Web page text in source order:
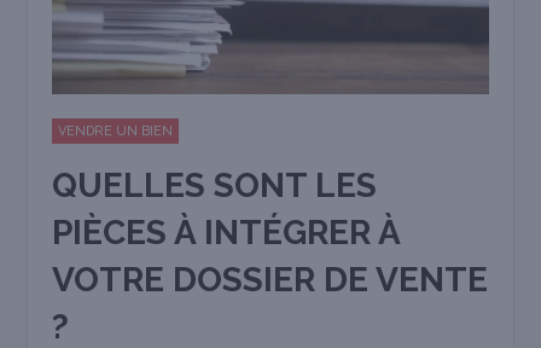
VENDRE UN BIEN
QUELLES SONT LES
PIÈCES À INTÉGRER À
VOTRE DOSSIER DE VENTE
?